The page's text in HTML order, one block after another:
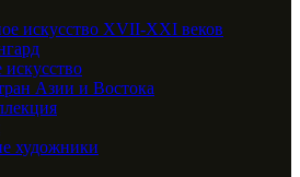
искусство XVII-XXI веков
искусство
Азии и Востока
художники